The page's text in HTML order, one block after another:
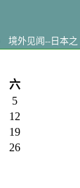
境外见闻--日本之
六
5
12
19
26